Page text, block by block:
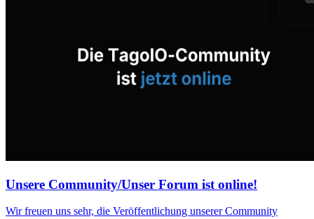
Unsere Community/Unser Forum ist online!
Wir freuen uns sehr, die Veröffentlichung unserer Community